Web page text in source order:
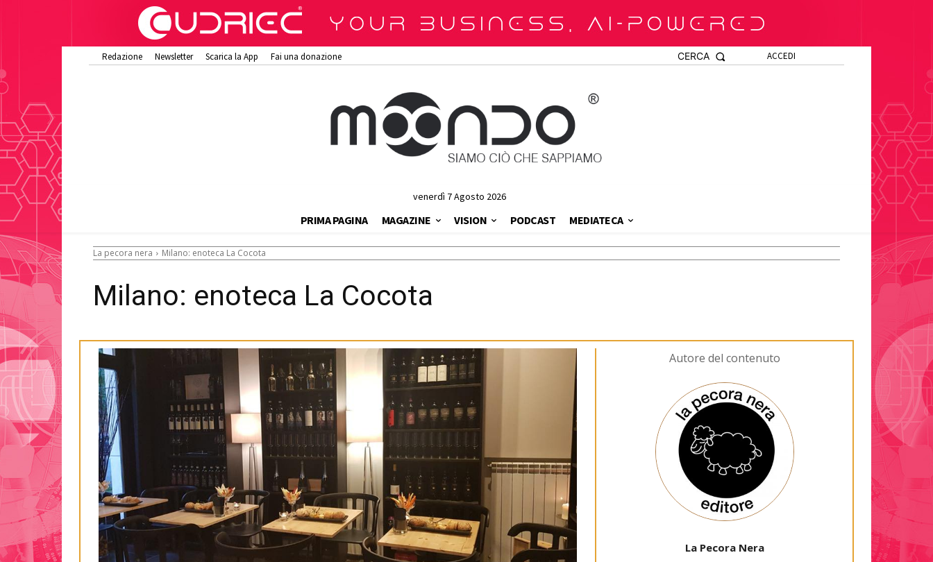
Redazione Newsletter Scarica la App Fai una donazione ACCEDI
CERCA
venerdì 7 Agosto 2026
PRIMA PAGINA MAGAZINE VISION PODCAST MEDIATECA
La pecora nera Milano: enoteca La Cocota
Milano: enoteca La Cocota
Autore del contenuto
La Pecora Nera